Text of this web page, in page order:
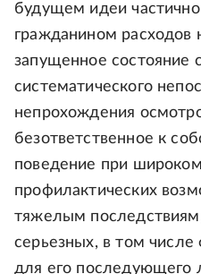
будущем идеи
гражданином расходов
запущенное состояние
систематического
непрохождения
безответственное к
поведение при
профилактических
тяжелым
серьезных, в том числе
для его последующего